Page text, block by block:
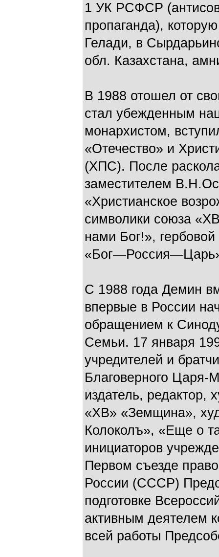
1 УК РСФСР
пропаганда),
Гелади, в
обл. Казахстана,
В 1988 отошел от
стал убежденным
монархистом,
«Отечество» и
(ХПС). После
заместителем
«Христианское
символики союза
нами Бог!», гербовой
С 1988 года Демин
впервые в России
обращением к
Семьи. 17 января
учредителей и
Благоверного Царя-
издатель, редактор,
«ХВ» «Земщина»,
Колоколъ», «Еще о
инициаторов
Первом съезде
России (СССР)
подготовке
активным деятелем
всей работы